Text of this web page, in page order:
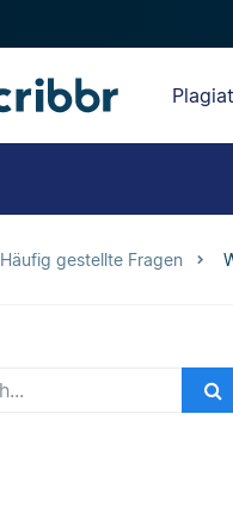
Plagiat
Häufig gestellte Fragen